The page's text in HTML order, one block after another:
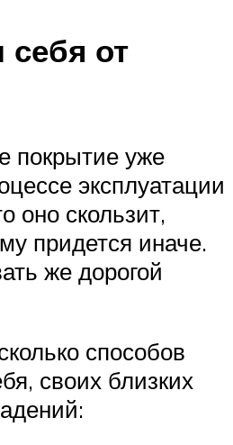
от
покрытие уже
эксплуатации
оно скользит,
придется иначе.
же дорогой
способов
своих близких